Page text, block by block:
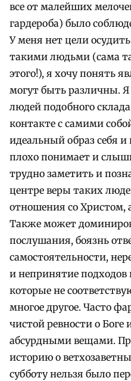
все от малейших
гардероба) было
У меня нет цели
такими людьми (сама
этого!), я хочу понять
могут быть различны.
людей подобного
контакте с самими
идеальный образ себя и
плохо понимает и
трудно заметить и
центре веры таких
отношения со Христом,
Также может
послушания, боязнь
самостоятельности,
и непринятие
которые не
многое другое. Часто
чистой ревности о Боге
абсурдными вещами.
историю о
субботу нельзя было